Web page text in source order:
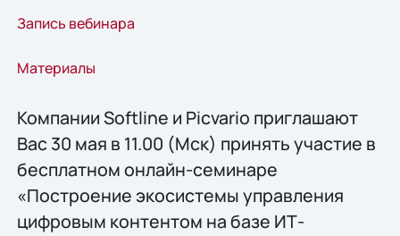
Запись вебинара
Материалы
Компании Softline и Picvario приглашают
Вас 30 мая в 11.00 (Мск) принять участие в
бесплатном онлайн-семинаре
«Построение экосистемы управления
цифровым контентом на базе ИТ-